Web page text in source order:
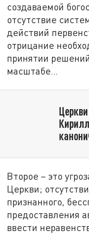
создаваемой
отсутствие
действий
отрицание
принятии
масштабе...
Второе – это
Церкви;
признанного,
предоставления
ввести